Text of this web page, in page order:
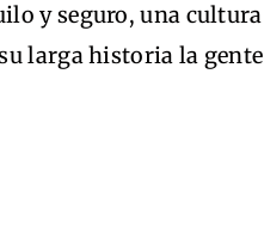
y seguro, una cultura
larga historia la gente